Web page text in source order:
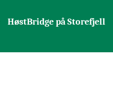
HøstBridge på Storefjell